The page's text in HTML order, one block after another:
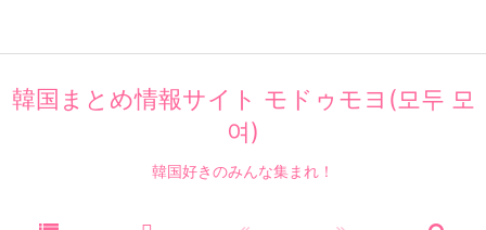
韓国まとめ情報サイト モドゥモヨ(모두 모
여)
韓国好きのみんな集まれ！